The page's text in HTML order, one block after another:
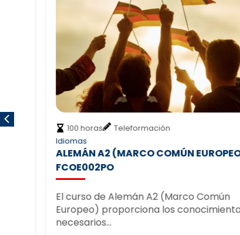
100 horas
Teleformación
Idiomas
ALEMÁN A2 (MARCO COMÚN EUROPEO) –
FCOE002PO
El curso de Alemán A2 (Marco Común
Europeo) proporciona los conocimientos
necesarios…